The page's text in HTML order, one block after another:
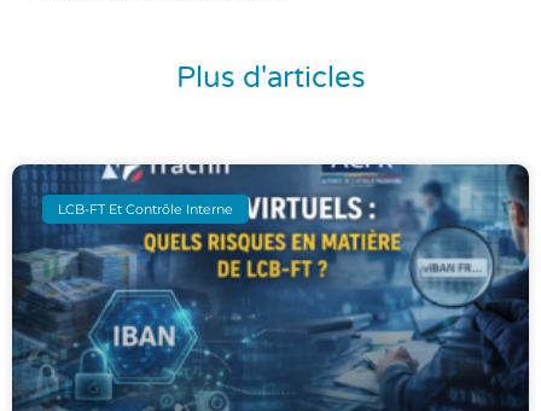
Plus d'articles
LCB-FT Et Contrôle Interne